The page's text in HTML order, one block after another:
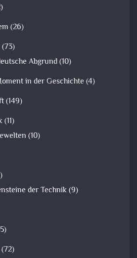
(26)
(73)
Abgrund(10)
in der Geschichte(4)
(149)
(11)
(10)
der Technik(9)
(72)